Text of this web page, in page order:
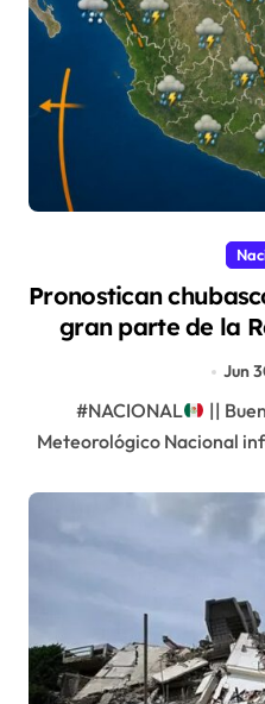
Pronostican
gran parte de la
Jun
#NACIONAL ||
Meteorológico Nacional